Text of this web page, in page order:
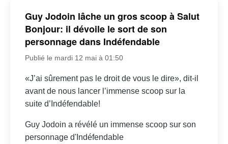
Guy Jodoin lâche un gros scoop à Salut
Bonjour: il dévoile le sort de son
personnage dans Indéfendable
Publié le mardi 12 mai à 01:50
«J’ai sûrement pas le droit de vous le dire», dit-il
avant de nous lancer l’immense scoop sur la
suite d’Indéfendable!
Guy Jodoin a révélé un immense scoop sur son
personnage d'Indéfendable